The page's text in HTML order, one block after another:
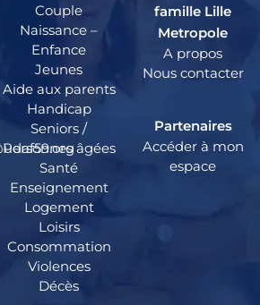
Couple
Naissance –
Enfance
Jeunes
Aide aux parents
Handicap
Seniors /
Personnes âgées
Santé
Enseignement
Logement
Loisirs
Consommation
Violences
Décès
famille Lille
Metropole
A propos
Nous contacter
Partenaires
Accéder à mon
espace